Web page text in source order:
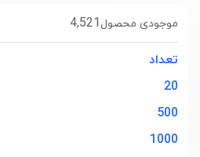
4,521 موجودی محصول
تعداد
20
500
1000